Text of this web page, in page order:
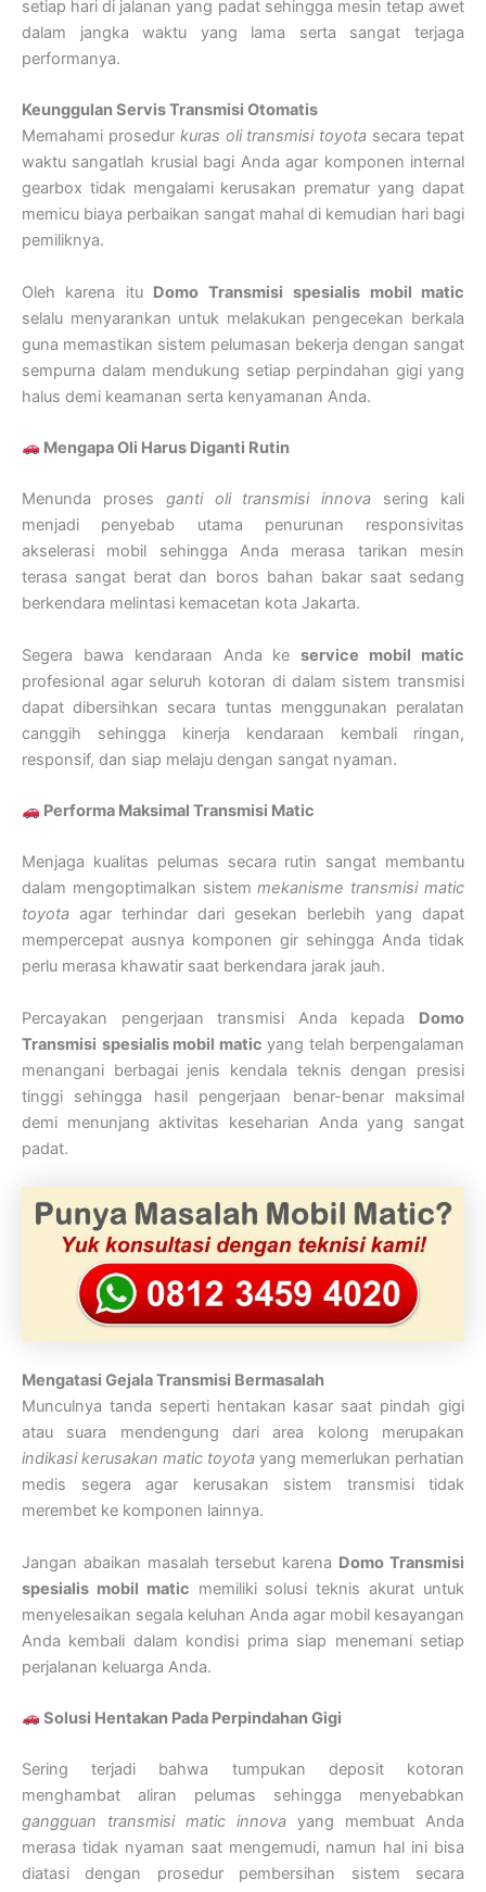
setiap hari di jalanan yang padat sehingga mesin tetap awet
dalam jangka waktu yang lama serta sangat terjaga
performanya.
Keunggulan Servis Transmisi Otomatis
Memahami prosedur kuras oli transmisi toyota secara tepat
waktu sangatlah krusial bagi Anda agar komponen internal
gearbox tidak mengalami kerusakan prematur yang dapat
memicu biaya perbaikan sangat mahal di kemudian hari bagi
pemiliknya.
Oleh karena itu Domo Transmisi spesialis mobil matic
selalu menyarankan untuk melakukan pengecekan berkala
guna memastikan sistem pelumasan bekerja dengan sangat
sempurna dalam mendukung setiap perpindahan gigi yang
halus demi keamanan serta kenyamanan Anda.
Mengapa Oli Harus Diganti Rutin
Menunda proses ganti oli transmisi innova sering kali
menjadi penyebab utama penurunan responsivitas
akselerasi mobil sehingga Anda merasa tarikan mesin
terasa sangat berat dan boros bahan bakar saat sedang
berkendara melintasi kemacetan kota Jakarta.
Segera bawa kendaraan Anda keservice mobil matic
profesional agar seluruh kotoran di dalam sistem transmisi
dapat dibersihkan secara tuntas menggunakan peralatan
canggih sehingga kinerja kendaraan kembali ringan,
responsif, dan siap melaju dengan sangat nyaman.
Performa Maksimal Transmisi Matic
Menjaga kualitas pelumas secara rutin sangat membantu
dalam mengoptimalkan sistemmekanisme transmisi matic
toyota agar terhindar dari gesekan berlebih yang dapat
mempercepat ausnya komponen gir sehingga Anda tidak
perlu merasa khawatir saat berkendara jarak jauh.
Percayakan pengerjaan transmisi Anda kepada Domo
Transmisi spesialis mobil matic yang telah berpengalaman
menangani berbagai jenis kendala teknis dengan presisi
tinggi sehingga hasil pengerjaan benar-benar maksimal
demi menunjang aktivitas keseharian Anda yang sangat
padat.
Mengatasi Gejala Transmisi Bermasalah
Munculnya tanda seperti hentakan kasar saat pindah gigi
atau suara mendengung dari area kolong merupakan
indikasi kerusakan matic toyota yang memerlukan perhatian
medis segera agar kerusakan sistem transmisi tidak
merembet ke komponen lainnya.
Jangan abaikan masalah tersebut karena Domo Transmisi
spesialis mobil matic memiliki solusi teknis akurat untuk
menyelesaikan segala keluhan Anda agar mobil kesayangan
Anda kembali dalam kondisi prima siap menemani setiap
perjalanan keluarga Anda.
Solusi Hentakan Pada Perpindahan Gigi
Sering terjadi bahwa tumpukan deposit kotoran
menghambat aliran pelumas sehingga menyebabkan
gangguan transmisi matic innova yang membuat Anda
merasa tidak nyaman saat mengemudi, namun hal ini bisa
diatasi dengan prosedur pembersihan sistem secara